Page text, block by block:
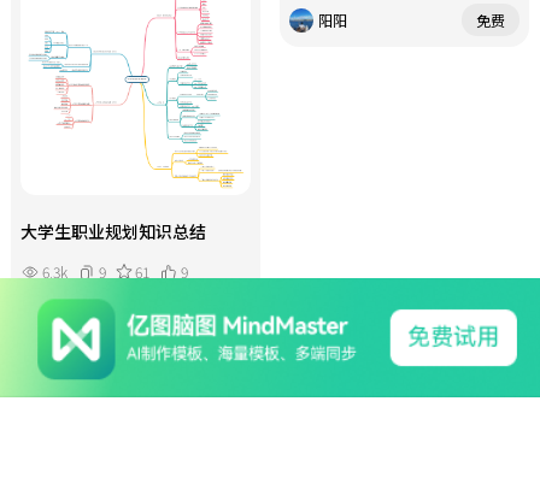
阳阳
免费
大学生职业规划知识总结
6.3k 9 61
9
￥3